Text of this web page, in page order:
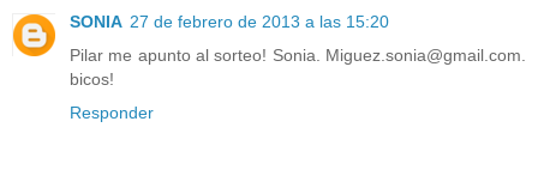
SONIA 27 de febrero de 2013 a las 15:20
Pilar me apunto al sorteo! Sonia. Miguez.sonia@gmail.com.
bicos!
Responder